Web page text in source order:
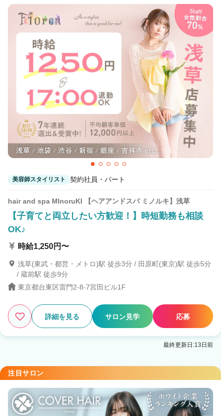
little×RINNE 栄 【リトルリンネ】
栄(名古屋)駅 徒歩1分
little×aimer 仙台2号店 【リトルエメ】
仙台駅 徒歩3分
little 小倉 【リトルコクラ】
小倉(福岡)駅 徒歩2分
little×PORTO元町 【リトルポルトモトマチ】
元町(ＪＲ)駅 徒歩3分
美容師スタイリスト 契約社員・パート
hair and spa MInoruKI 【ヘアアンドスパ ミノルキ】浅草
【子育てと両立したい方歓迎！】時短勤務も相談
OK♪
時給1,250円〜
浅草(東武・都営・メトロ)駅 徒歩3分 / 田原町(東京)駅 徒歩5分
/ 蔵前駅 徒歩9分
東京都台東区雷門2-8-7宮田ビル1F
詳細を見る サロン見学 応募
最終更新日:13日前
注目サロン